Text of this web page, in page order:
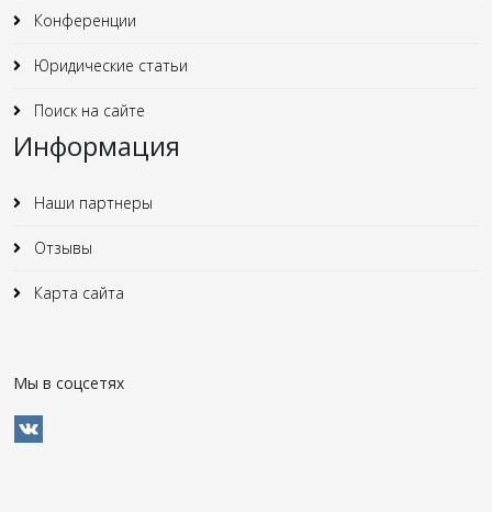
Конференции
Юридические статьи
Поиск на сайте
Информация
Наши партнеры
Отзывы
Карта сайта
Мы в соцсетях